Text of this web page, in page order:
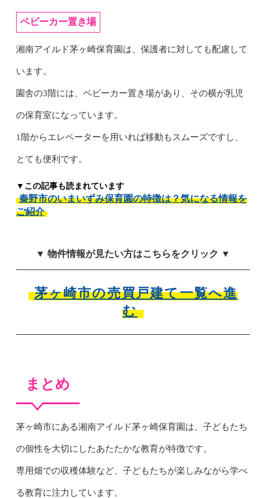
ベビーカー置き場
湘南アイルド茅ヶ崎保育園は、保護者に対しても配慮して
います。
園舎の3階には、ベビーカー置き場があり、その横が乳児
の保育室になっています。
1階からエレベーターを用いれば移動もスムーズですし、
とても便利です。
▼この記事も読まれています
秦野市のいまいずみ保育園の特徴は？気になる情報を
ご紹介
▼ 物件情報が見たい方はこちらをクリック ▼
茅ヶ崎市の売買戸建て一覧へ進
む
まとめ
茅ヶ崎市にある湘南アイルド茅ヶ崎保育園は、子どもたち
の個性を大切にしたあたたかな教育が特徴です。
専用畑での収穫体験など、子どもたちが楽しみながら学べ
る教育に注力しています。